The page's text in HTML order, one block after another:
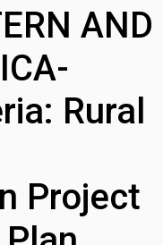
AND
Rural
Project